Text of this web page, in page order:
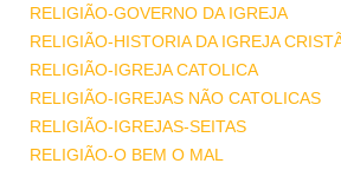
RELIGIÃO-GOVERNO DA IGREJA
RELIGIÃO-HISTORIA DA IGREJA
RELIGIÃO-IGREJA CATOLICA
RELIGIÃO-IGREJAS NÃO CATOLICAS
RELIGIÃO-IGREJAS-SEITAS
RELIGIÃO-O BEM O MAL